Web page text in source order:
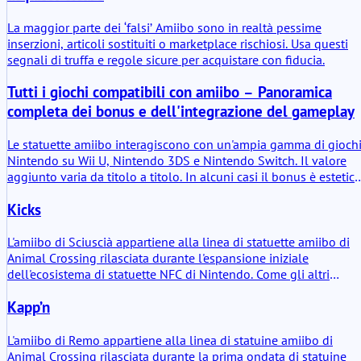
Animal Crossing. Il suo valore è sottile. Estende la presenza di
personaggio familiare attraverso diversi giochi Nintendo.
La maggior parte dei ‘falsi’ Amiibo sono in realtà pessime
inserzioni, articoli sostituiti o marketplace rischiosi. Usa questi
segnali di truffa e regole sicure per acquistare con fiducia.
Tutti i giochi compatibili con amiibo – Panoramica
completa dei bonus e dell'integrazione del gameplay
Le statuette amiibo interagiscono con un'ampia gamma di giochi
Nintendo su Wii U, Nintendo 3DS e Nintendo Switch. Il valore
aggiunto varia da titolo a titolo. In alcuni casi il bonus è
panoramica strutturata dei titoli compatibili e dello sbloccabile
Kicks
L'amiibo di Sciuscià appartiene alla linea di statuette amiibo di
Animal Crossing rilasciata durante l'espansione iniziale
dell'ecosistema di statuette NFC di Nintendo. Come gli altri
si collega ai giochi Nintendo compatibili tramite NFC. Quando
diversi sistemi di gioco. Il valore pratico è semplice: permette ai
giocatori di accedere a interazioni specifiche del personaggio,
Kapp’n
L'amiibo di Remo appartiene alla linea di statuine amiibo di
Animal Crossing rilasciata durante la prima ondata di statuine